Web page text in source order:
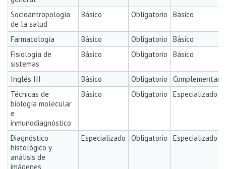
Socioantropología
de la salud
Básico Obligatorio Básico
Farmacología Básico Obligatorio
Básico
Fisiología de
sistemas
Básico Obligatorio Básico
Inglés III Básico Obligatorio
Complementaria
Técnicas de
biología molecular
e
inmunodiagnóstico
Básico Obligatorio Especializado
Diagnóstico
histológico y
análisis de
imágenes
Especializado Obligatorio Especializado